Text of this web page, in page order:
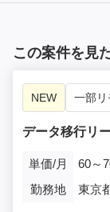
この案件を見
NEW 一部リ
データ移行リ
単価/月
60～
勤務地
東京